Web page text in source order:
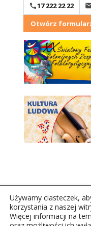
17 222 22 22
Otwórz
Używamy ciasteczek,
korzystania z naszej
Więcej informacji na